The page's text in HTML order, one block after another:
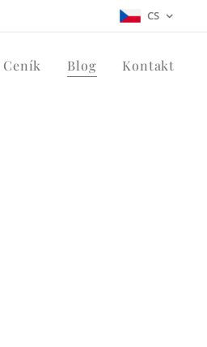
CS
Ceník Blog Kontakt